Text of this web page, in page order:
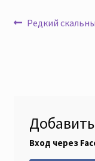
Предыдущая
Редкий
Вход через